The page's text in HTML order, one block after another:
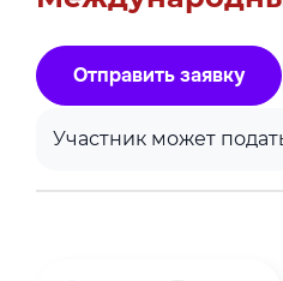
Отправить заявку
Участник может